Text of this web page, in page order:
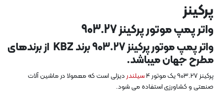
پرکینز
واتر پمپ موتور پرکینز 903.27
واتر پمپ موتور پرکینز 903.27 برند KBZ از برندهای
مطرح جهان میباشد.
پرکینز 903.27 یک موتور 4 سیلندردیزلی است که معمولا در ماشین آلات
صنعتی و کشاورزی استفاده می شود.